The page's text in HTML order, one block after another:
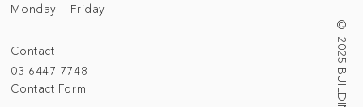
Contact
03-6447-7748
Contact Form
Monday — Friday